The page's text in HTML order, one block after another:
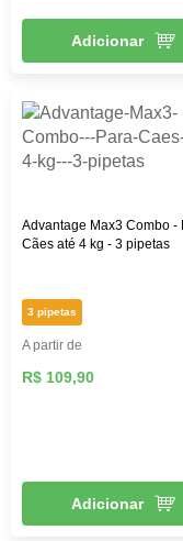
Adicionar
Advantage Max3 Combo -
Cães até 4 kg - 3 pipetas
3 pipetas
A partir de
R$ 109,90
Adicionar